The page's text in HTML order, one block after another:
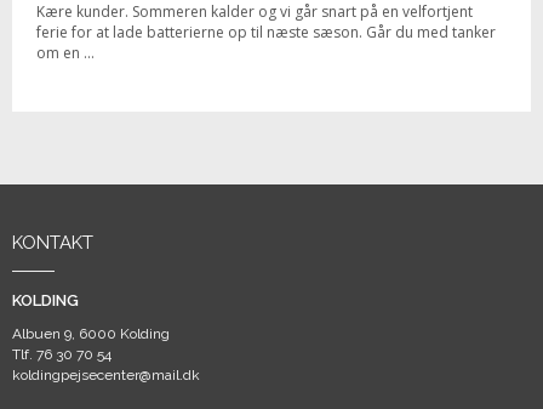
Kære kunder. Sommeren kalder og vi går snart på en velfortjent
ferie for at lade batterierne op til næste sæson. Går du med tanker
om en ...
KONTAKT
KOLDING
Albuen 9, 6000 Kolding
Tlf. 76 30 70 54
koldingpejsecenter@mail.dk